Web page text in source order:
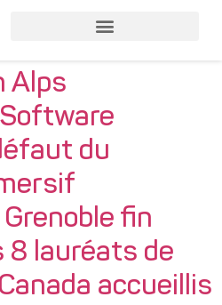
Alps
du
fin
8 lauréats de
accueillis